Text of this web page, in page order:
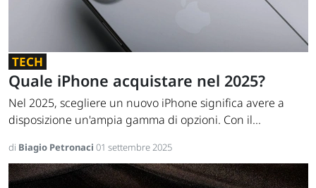
TECH
Quale iPhone acquistare nel 2025?
Nel 2025, scegliere un nuovo iPhone significa avere a
disposizione un'ampia gamma di opzioni. Con il...
di Biagio Petronaci 01 settembre 2025